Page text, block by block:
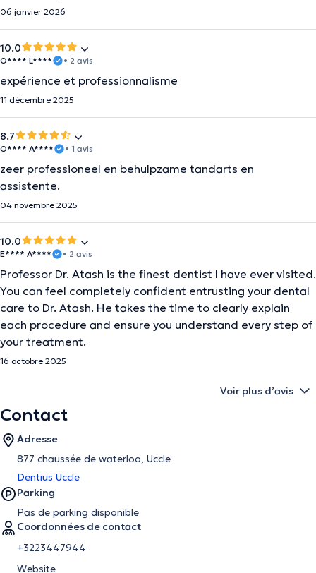
06 janvier 2026
10.0
O**** L**** • 2 avis
expérience et professionnalisme
11 décembre 2025
8.7
O**** A**** • 1 avis
zeer professioneel en behulpzame tandarts en
assistente.
04 novembre 2025
10.0
E**** A**** • 2 avis
Professor Dr. Atash is the finest dentist I have ever visited.
You can feel completely confident entrusting your dental
care to Dr. Atash. He takes the time to clearly explain
each procedure and ensure you understand every step of
your treatment.
16 octobre 2025
Voir plus d’avis
Contact
Adresse
877 chaussée de waterloo, Uccle
Dentius Uccle
Parking
Pas de parking disponible
Coordonnées de contact
+3223447944
Website